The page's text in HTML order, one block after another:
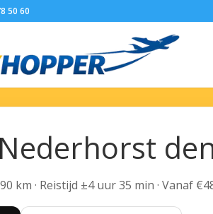
50 60
km · Reistijd ±4 uur 35 min · Vanaf